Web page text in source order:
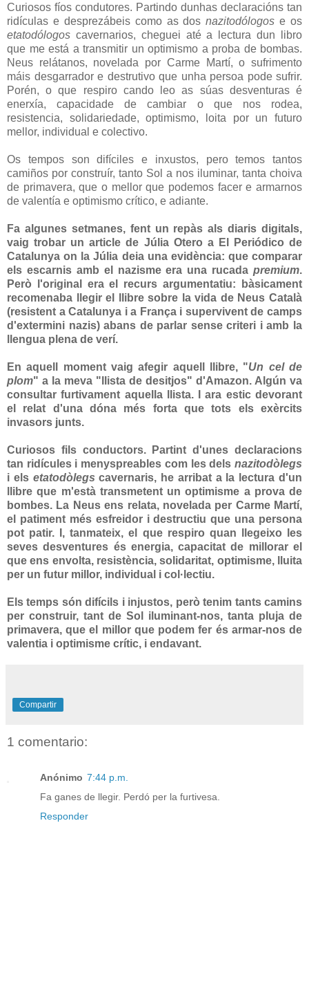
Curiosos fíos condutores. Partindo dunhas declaracións tan
ridículas e desprezábeis como as dosnazitodólogose os
etatodólogos cavernarios, cheguei até a lectura dun libro
que me está a transmitir un optimismo a proba de bombas.
Neus relátanos, novelada por Carme Martí, o sufrimento
máis desgarrador e destrutivo que unha persoa pode sufrir.
Porén, o que respiro cando leo as súas desventuras é
enerxía, capacidade de cambiar o que nos rodea,
resistencia, solidariedade, optimismo, loita por un futuro
mellor, individual e colectivo.
Os tempos son difíciles e inxustos, pero temos tantos
camiños por construír, tanto Sol a nos iluminar, tanta choiva
de primavera, que o mellor que podemos facer e armarnos
de valentía e optimismo crítico, e adiante.
Fa algunes setmanes, fent un repàs als diaris digitals,
vaig trobar un article de Júlia Otero a El Periódico de
Catalunya on la Júlia deia una evidència: que comparar
els escarnis amb el nazisme era una rucada premium.
Però l'original era el recurs argumentatiu: bàsicament
recomenaba llegir el llibre sobre la vida de Neus Català
(resistent a Catalunya i a França i supervivent de camps
d'extermini nazis) abans de parlar sense criteri i amb la
llengua plena de verí.
En aquell moment vaig afegir aquell llibre, "Un cel de
plom" a la meva "llista de desitjos" d'Amazon. Algún va
consultar furtivament aquella llista. I ara estic devorant
el relat d'una dóna més forta que tots els exèrcits
invasors junts.
Curiosos fils conductors. Partint d'unes declaracions
tan ridícules i menyspreables com les dels nazitodòlegs
i els etatodòlegscavernaris, he arribat a la lectura d'un
llibre que m'està transmetent un optimisme a prova de
bombes. La Neus ens relata, novelada per Carme Martí,
el patiment més esfreidor i destructiu que una persona
pot patir. I, tanmateix, el que respiro quan llegeixo les
seves desventures és energia, capacitat de millorar el
que ens envolta, resistència, solidaritat, optimisme, lluita
per un futur millor, individual i col·lectiu.
Els temps són difícils i injustos, però tenim tants camins
per construir, tant de Sol iluminant-nos, tanta pluja de
primavera, que el millor que podem fer és armar-nos de
valentia i optimisme crític, i endavant.
Compartir
1 comentario:
Anónimo 7:44 p.m.
Fa ganes de llegir. Perdó per la furtivesa.
Responder